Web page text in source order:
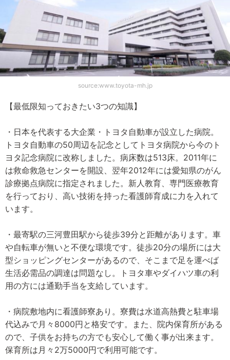
source:www.toyota-mh.jp
【最低限知っておきたい3つの知識】
・日本を代表する大企業・トヨタ自動車が設立した病院。
トヨタ自動車の50周辺を記念としてトヨタ病院から今のト
ヨタ記念病院に改称しました。病床数は513床。2011年に
は救命救急センターを開設、翌年2012年には愛知県のがん
診療拠点病院に指定されました。新人教育、専門医療教育
を行っており、高い技術を持った看護師育成に力を入れて
います。
・最寄駅の三河豊田駅から徒歩39分と距離があります。車
や自転車が無いと不便な環境です。徒歩20分の場所には大
型ショッピングセンターがあるので、そこまで足を運べば
生活必需品の調達は問題なし。トヨタ車やダイハツ車の利
用の方には通勤手当を支給しています。
・病院敷地内に看護師寮あり。寮費は水道高熱費と駐車場
代込みで月々8000円と格安です。また、院内保育所がある
ので、子供をお持ちの方でも安心して働く事が出来ます。
保育所は月々2万5000円で利用可能です。